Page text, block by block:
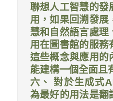
聯想人工智慧的發
用，如果回溯發展
慧和自然語言處理
用在圖書館的服
這些概念與應用的
能建構一個全面且
六、 對於生成式
為最好的用法是翻